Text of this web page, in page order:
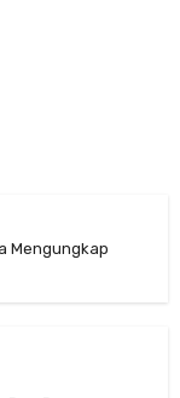
Mengungkap